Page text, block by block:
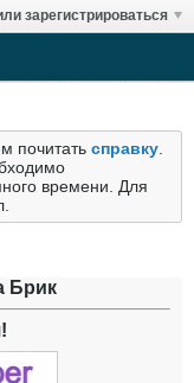
зарегистрироваться
почитать справку
времени. Для
Брик